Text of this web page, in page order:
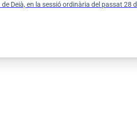
de Deià, en la sessió ordinària del passat